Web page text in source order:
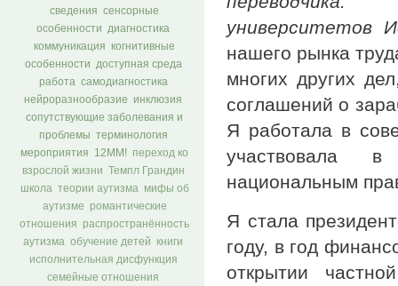
сведения сенсорные
особенности диагностика
коммуникация когнитивные
особенности доступная среда
работа самодиагностика
нейроразнообразие инклюзия
сопутствующие заболевания и
проблемы терминология
мероприятия 12ММ! переход ко
взрослой жизни
Темпл Грандин
школа теории аутизма
мифы об
аутизме
романтические
отношения
распространённость
аутизма обучение детей
книги
исполнительная дисфункция
семейные отношения
университетов
нашего рынка
многих других
соглашений о
Я работала в
участвовала в
национальным
Я стала
году, в год
открытии